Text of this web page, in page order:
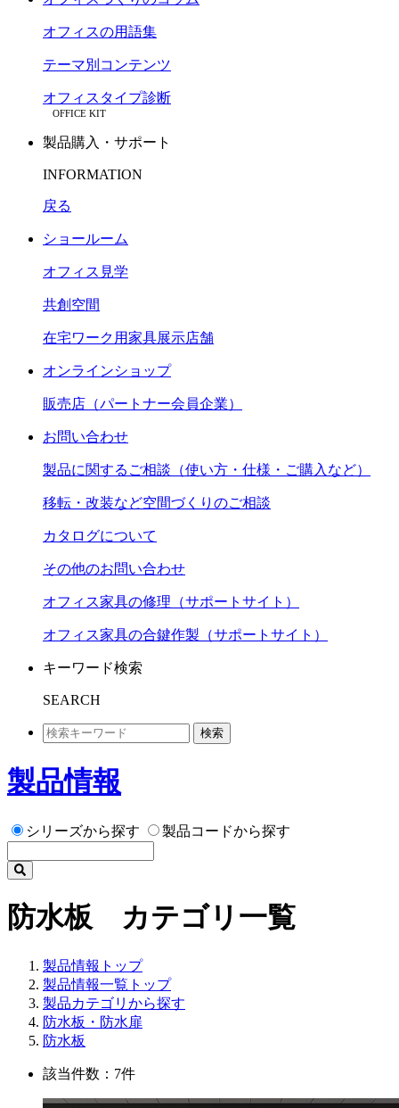
オフィスの用語集
テーマ別コンテンツ
オフィスタイプ診断
OFFICE KIT
製品購入・サポート
INFORMATION
戻る
ショールーム
オフィス見学
共創空間
在宅ワーク用家具展示店舗
オンラインショップ
販売店（パートナー会員企業）
お問い合わせ
製品に関するご相談（使い方・仕様・ご購入など）
移転・改装など空間づくりのご相談
カタログについて
その他のお問い合わせ
オフィス家具の修理（サポートサイト）
オフィス家具の合鍵作製（サポートサイト）
キーワード検索
SEARCH
検索
製品情報
シリーズから探す 製品コードから探す
防水板 カテゴリ一覧
製品情報トップ
製品情報一覧トップ
製品カテゴリから探す
防水板・防水扉
防水板
該当件数：7件